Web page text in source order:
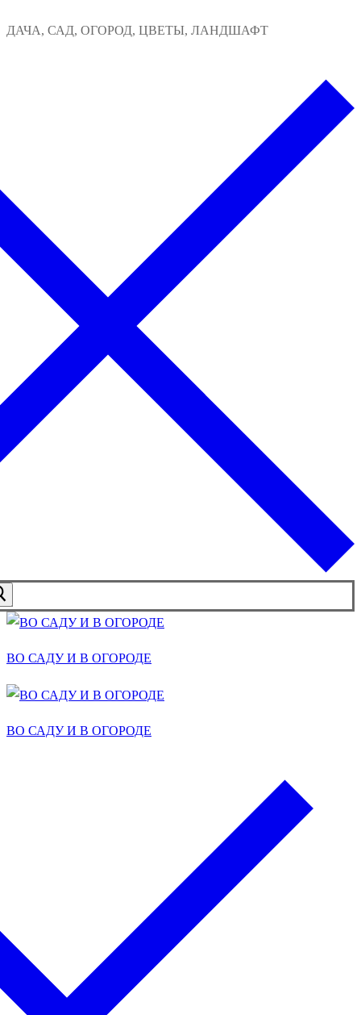
к
ДАЧА, САД, ОГОРОД, ЦВЕТЫ, ЛАНДШАФТ
ВО САДУ И В ОГОРОДЕ
ВО САДУ И В ОГОРОДЕ